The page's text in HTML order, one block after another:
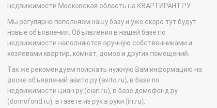
недвижимости Московская область на КВАРТИРАНТ.РУ
Мы регулярно пополняем нашу базу и уже скоро тут будут
новые объявления. Объявления в нашей базе по
недвижимости наполняются вручную собственниками и
хозяевами квартир, комнат, домов и других помещений.
Так же рекомендуем поискать нужную Вам информацию на
доске объявлений авито.ру (avito.ru), в базе по
недвижимости циан.ру (cian.ru), в базе домофонд.ру
(domofond.ru), в газете из рук в руки (irr.ru).